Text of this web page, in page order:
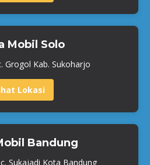
Mobil Solo
Grogol Kab. Sukoharjo
Lokasi
Bandung
Sukajadi Kota Bandung